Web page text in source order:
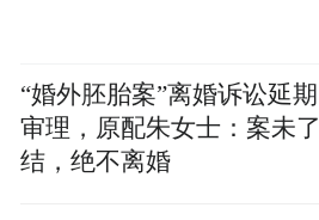
“婚外胚胎案”离婚诉讼延期
审理，原配朱女士：案未了
结，绝不离婚